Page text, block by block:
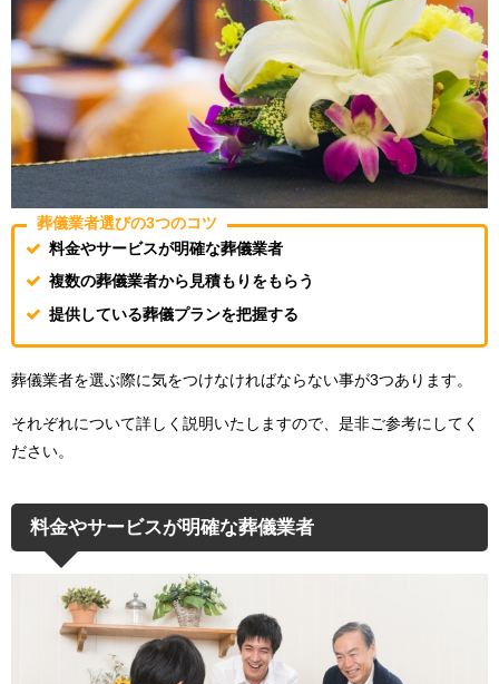
葬儀業者選びの3つのコツ
料金やサービスが明確な葬儀業者
複数の葬儀業者から見積もりをもらう
提供している葬儀プランを把握する
葬儀業者を選ぶ際に気をつけなければならない事が3つあります。
それぞれについて詳しく説明いたしますので、是非ご参考にしてく
ださい。
料金やサービスが明確な葬儀業者